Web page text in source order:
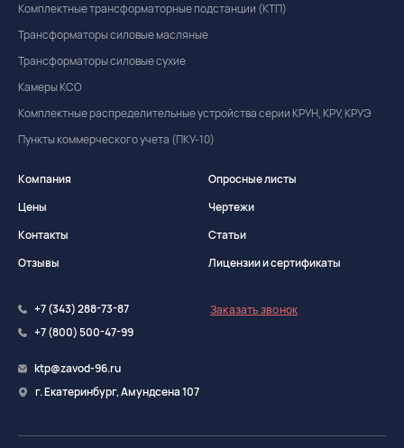
Комплектные трансформаторные подстанции (КТП)
Трансформаторы силовые масляные
Трансформаторы силовые сухие
Камеры КСО
Комплектные распределительные устройства серии КРУН, КРУ, КРУЭ
Пункты коммерческого учета (ПКУ-10)
Компания
Цены
Контакты
Отзывы
Опросные листы
Чертежи
Статьи
Лицензии и сертификаты
+7 (343) 288-73-87
+7 (800) 500-47-99
Заказать звонок
ktp@zavod-96.ru
г. Екатеринбург, Амундсена 107